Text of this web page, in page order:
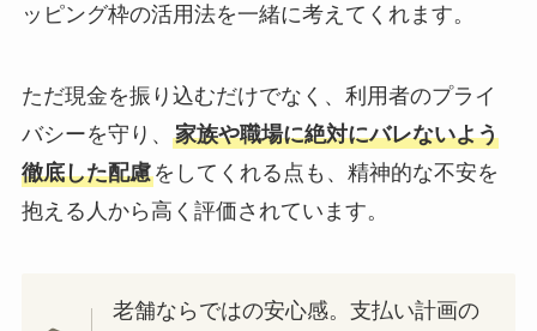
ッピング枠の活用法を一緒に考えてくれます。
ただ現金を振り込むだけでなく、利用者のプライ
バシーを守り、 家族や職場に絶対にバレないよう
徹底した配慮をしてくれる点も、精神的な不安を
抱える人から高く評価されています。
老舗ならではの安心感。支払い計画の